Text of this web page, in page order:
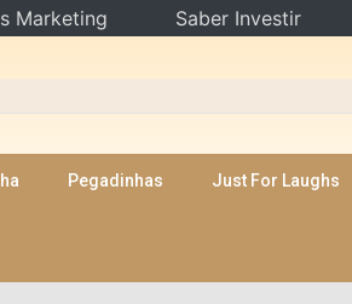
Pegadinhas Just For Laughs
Marketing Saber Investir